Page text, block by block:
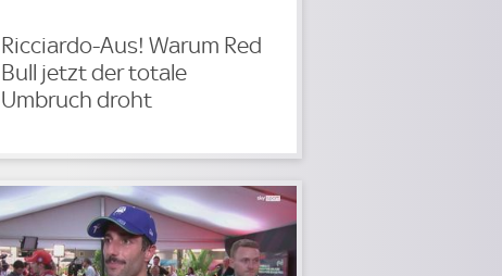
Ricciardo-Aus! Warum Red
Bull jetzt der totale
Umbruch droht